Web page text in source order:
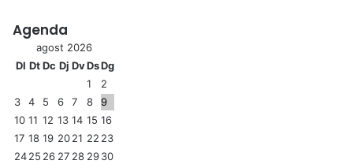
Agenda
agost 2026
Dl DtDc Dj DvDsDg
1
2
3
4 5 6 7 8
9
10 11 12 13 14 15 16
17 18 19 2021 22 23
2425 26 27 28 2930